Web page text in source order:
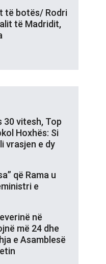
të botës/ Rodri
të Madridit,
30 vitesh, Top
Hoxhës: Si
vrasjen e dy
që Rama u
e
në
më 24 dhe
e Asamblesë